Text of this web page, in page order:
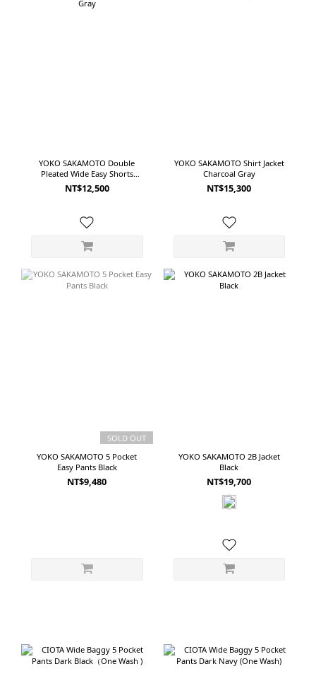
YOKO SAKAMOTO Double
Pleated Wide Easy Shorts
Charcoal Gray
NT$12,500
YOKO SAKAMOTO Shirt Jacket
Charcoal Gray
NT$15,300
SOLD OUT
YOKO SAKAMOTO 5 Pocket
Easy Pants Black
NT$9,480
YOKO SAKAMOTO 2B Jacket
Black
NT$19,700